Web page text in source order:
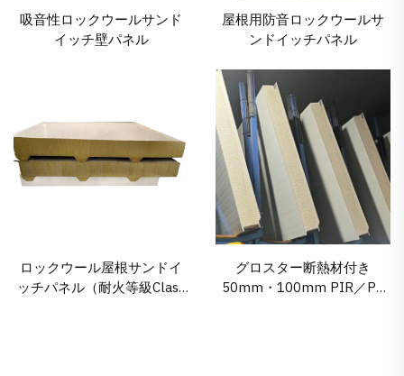
吸音性ロックウールサンド
イッチ壁パネル
屋根用防音ロックウールサ
ンドイッチパネル
ロックウール屋根サンドイ
ッチパネル（耐火等級Class
グロスター断熱材付き
50mm・100mm PIR／PU